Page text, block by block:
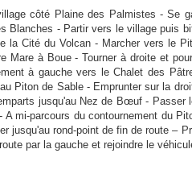
côté Plaine des Palmistes - Se
Blanches - Partir vers le village puis
la Cité du Volcan - Marcher vers le
Mare à Boue - Tourner à droite et
à gauche vers le Chalet des
Piton de Sable - Emprunter sur la
jusqu'au Nez de Bœuf -
mi-parcours du contournement du
jusqu'au rond-point de fin de route –
par la gauche et rejoindre le